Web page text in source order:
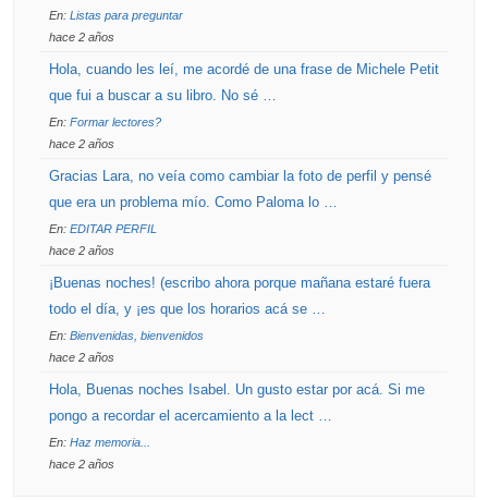
En: Listas para preguntar
hace 2 años
Hola, cuando les leí, me acordé de una frase de Michele Petit
que fui a buscar a su libro. No sé …
En: Formar lectores?
hace 2 años
Gracias Lara, no veía como cambiar la foto de perfil y pensé
que era un problema mío. Como Paloma lo …
En: EDITAR PERFIL
hace 2 años
¡Buenas noches! (escribo ahora porque mañana estaré fuera
todo el día, y ¡es que los horarios acá se …
En: Bienvenidas, bienvenidos
hace 2 años
Hola, Buenas noches Isabel. Un gusto estar por acá. Si me
pongo a recordar el acercamiento a la lect …
En: Haz memoria...
hace 2 años